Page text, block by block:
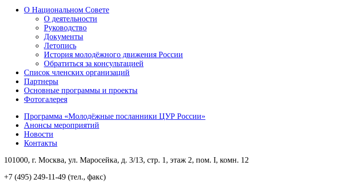
О Национальном Совете
О деятельности
Руководство
Документы
Летопись
История молодёжного движения России
Обратиться за консультацией
Список членских организаций
Партнеры
Основные программы и проекты
Фотогалерея
Программа «Молодёжные посланники ЦУР России»
Анонсы мероприятий
Новости
Контакты
101000, г. Москва, ул. Маросейка, д. 3/13, стр. 1, этаж 2, пом. I, комн. 12
+7 (495) 249-11-49 (тел., факс)